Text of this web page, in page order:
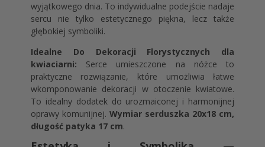
wyjątkowego dnia. To indywidualne podejście nadaje
sercu nie tylko estetycznego piękna, lecz także
głębokiej symboliki.
Idealne Do Dekoracji Florystycznych dla
kwiaciarni: Serce umieszczone na nóżce to
praktyczne rozwiązanie, które umożliwia łatwe
wkomponowanie dekoracji w otoczenie kwiatowe.
To idealny dodatek do urozmaiconej i harmonijnej
oprawy komunijnej. Wymiar serduszka 20x18 cm,
długość patyka 17 cm.